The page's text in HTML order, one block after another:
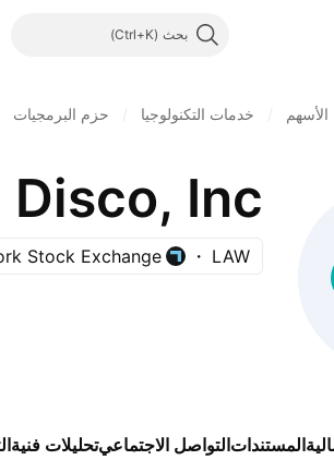
بحث
الأسهم خدمات التكنولوجيا حزم البرمجيات
Disco, Inc.
LAW
Stock Exchange
المستنداتالتواصل الاجتماعيتحليلات فنية